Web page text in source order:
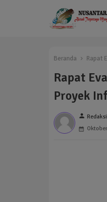
Beranda Rapat
Rapat
Proyek
person Redaksi